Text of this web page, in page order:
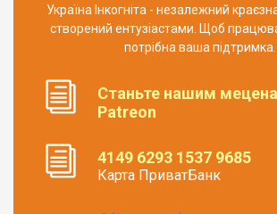
Україна Інкогніта - незалежний
створений ентузіастами. Щоб
потрібна ваша підтримка.
Станьте нашим
Patreon
4149 6293 1537 9685
Карта ПриватБанк